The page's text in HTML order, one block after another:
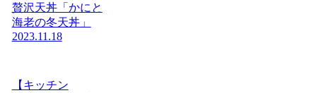
贅沢天丼「かにと
海老の冬天丼」
2023.11.18
【キッチン